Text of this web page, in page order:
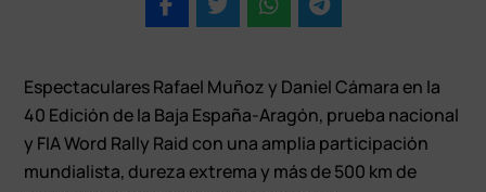
Espectaculares Rafael Muñoz y Daniel Cámara en la
40 Edición de la Baja España-Aragón, prueba nacional
y FIA Word Rally Raid con una amplia participación
mundialista, dureza extrema y más de 500 km de